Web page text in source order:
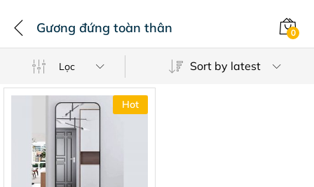
Gương đứng toàn thân 0
Lọc Sort by latest
Hot